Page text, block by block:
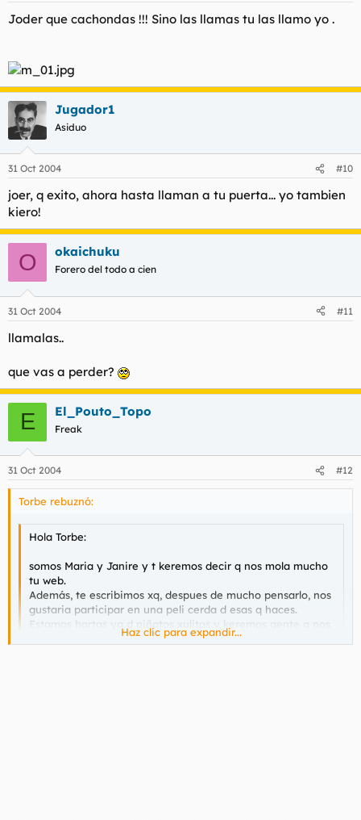
Joder que cachondas !!! Sino las llamas tu las llamo yo .
Jugador1
Asiduo
31 Oct 2004 #10
joer, q exito, ahora hasta llaman a tu puerta... yo tambien
kiero!
O okaichuku
Forero del todo a cien
31 Oct 2004 #11
llamalas..
que vas a perder?
E El_Pouto_Topo
Freak
31 Oct 2004 #12
Torbe rebuznó:
Hola Torbe:
somos Maria y Janire y t keremos decir q nos mola mucho
tu web.
Además, te escribimos xq, despues de mucho pensarlo, nos
gustaria participar en una peli cerda d esas q haces.
Estamos hartas ya d niñatos xulitos y keremos gente q nos
Haz clic para expandir...
Haz clic para expandir...